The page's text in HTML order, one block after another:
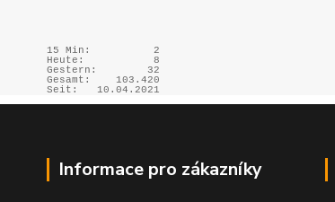
15 Min:
2
Heute:
8
Gestern:
32
Gesamt:
103.420
Seit:
10.04.2021
Informace pro zákazníky